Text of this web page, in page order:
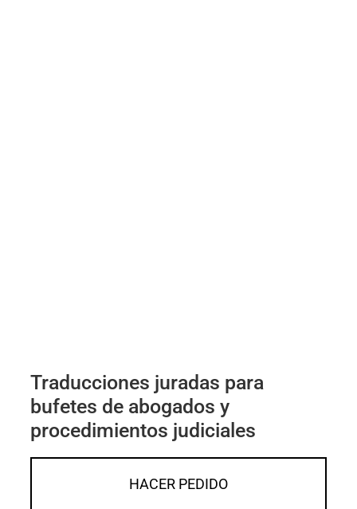
Traducciones juradas para
bufetes de abogados y
procedimientos judiciales
HACER PEDIDO